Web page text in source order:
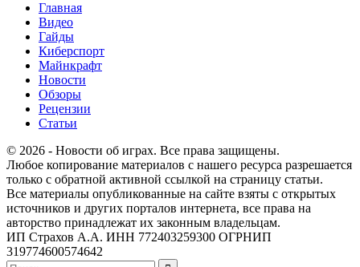
Главная
Видео
Гайды
Киберспорт
Майнкрафт
Новости
Обзоры
Рецензии
Статьи
© 2026 - Новости об играх. Все права защищены.
Любое копирование материалов с нашего ресурса разрешается
только с обратной активной ссылкой на страницу статьи.
Все материалы опубликованные на сайте взяты с открытых
источников и других порталов интернета, все права на
авторство принадлежат их законным владельцам.
ИП Страхов А.А. ИНН 772403259300 ОГРНИП
319774600574642